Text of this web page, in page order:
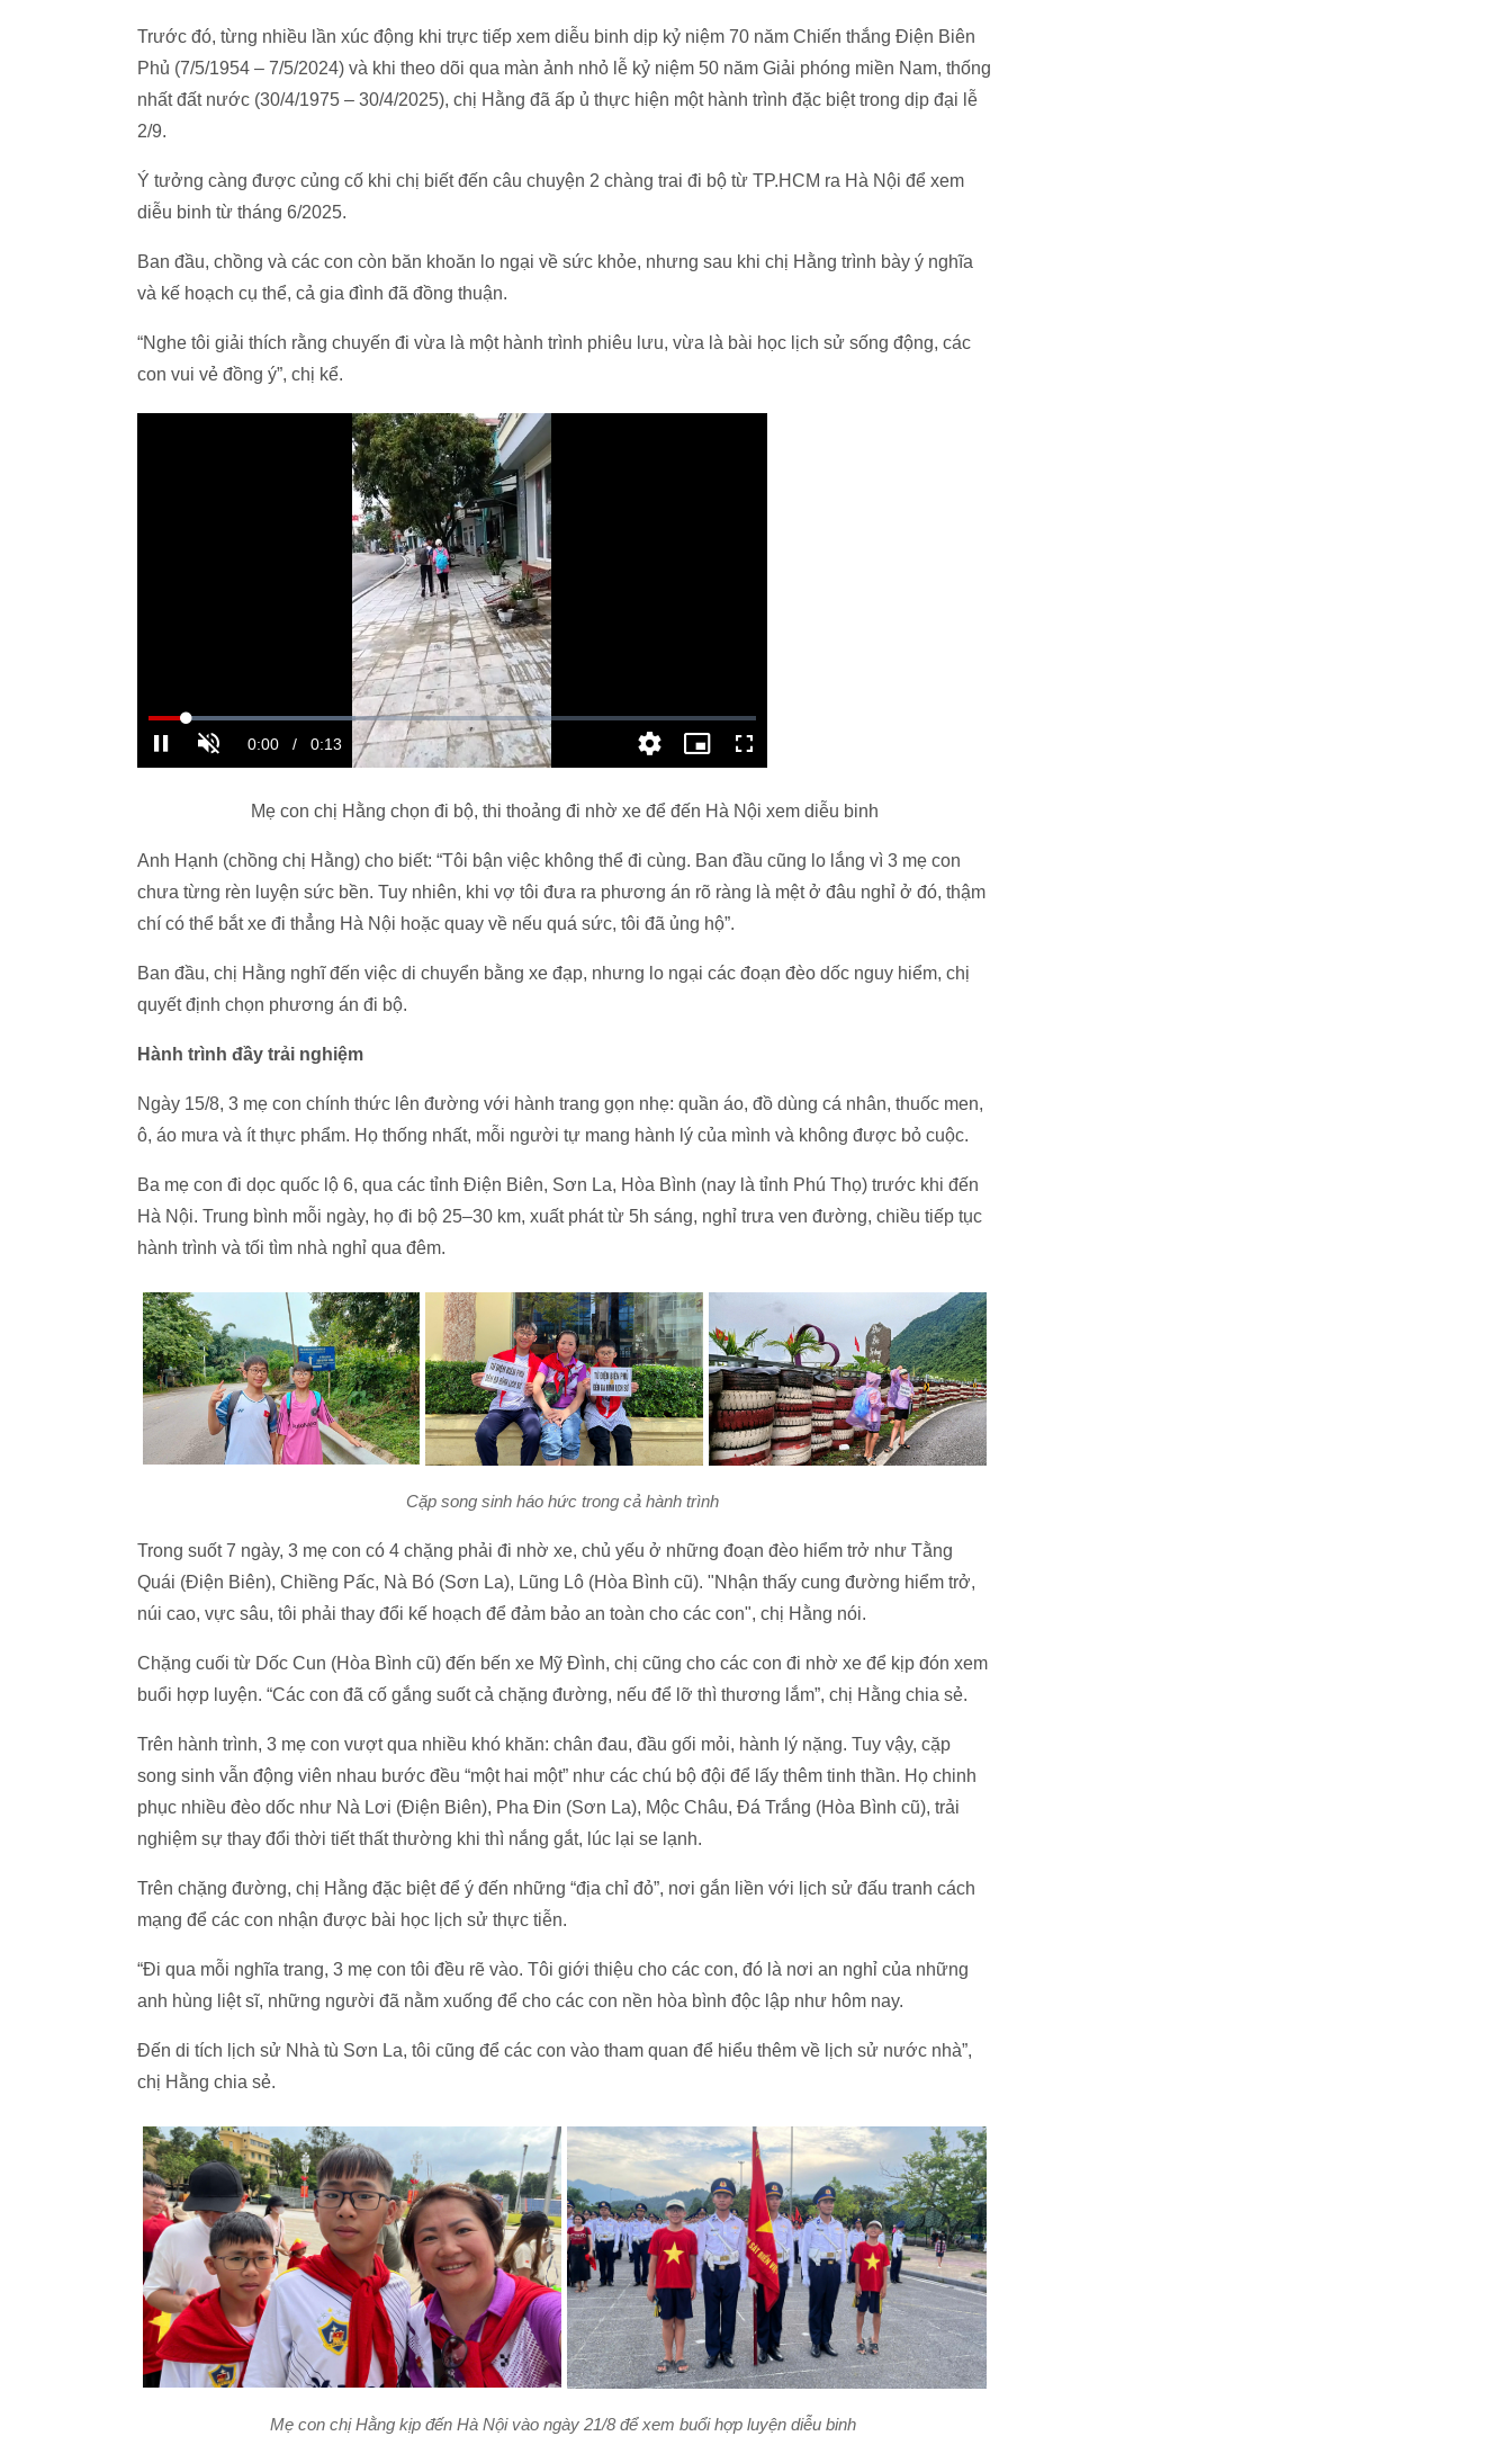
Trước đó, từng nhiều lần xúc động khi trực tiếp xem diễu binh dịp kỷ niệm 70 năm Chiến thắng Điện Biên
Phủ (7/5/1954 – 7/5/2024) và khi theo dõi qua màn ảnh nhỏ lễ kỷ niệm 50 năm Giải phóng miền Nam, thống
nhất đất nước (30/4/1975 – 30/4/2025), chị Hằng đã ấp ủ thực hiện một hành trình đặc biệt trong dịp đại lễ
2/9.
Ý tưởng càng được củng cố khi chị biết đến câu chuyện 2 chàng trai đi bộ từ TP.HCM ra Hà Nội để xem
diễu binh từ tháng 6/2025.
Ban đầu, chồng và các con còn băn khoăn lo ngại về sức khỏe, nhưng sau khi chị Hằng trình bày ý nghĩa
và kế hoạch cụ thể, cả gia đình đã đồng thuận.
“Nghe tôi giải thích rằng chuyến đi vừa là một hành trình phiêu lưu, vừa là bài học lịch sử sống động, các
con vui vẻ đồng ý”, chị kể.
Mẹ con chị Hằng chọn đi bộ, thi thoảng đi nhờ xe để đến Hà Nội xem diễu binh
Anh Hạnh (chồng chị Hằng) cho biết: “Tôi bận việc không thể đi cùng. Ban đầu cũng lo lắng vì 3 mẹ con
chưa từng rèn luyện sức bền. Tuy nhiên, khi vợ tôi đưa ra phương án rõ ràng là mệt ở đâu nghỉ ở đó, thậm
chí có thể bắt xe đi thẳng Hà Nội hoặc quay về nếu quá sức, tôi đã ủng hộ”.
Ban đầu, chị Hằng nghĩ đến việc di chuyển bằng xe đạp, nhưng lo ngại các đoạn đèo dốc nguy hiểm, chị
quyết định chọn phương án đi bộ.
Hành trình đầy trải nghiệm
Ngày 15/8, 3 mẹ con chính thức lên đường với hành trang gọn nhẹ: quần áo, đồ dùng cá nhân, thuốc men,
ô, áo mưa và ít thực phẩm. Họ thống nhất, mỗi người tự mang hành lý của mình và không được bỏ cuộc.
Ba mẹ con đi dọc quốc lộ 6, qua các tỉnh Điện Biên, Sơn La, Hòa Bình (nay là tỉnh Phú Thọ) trước khi đến
Hà Nội. Trung bình mỗi ngày, họ đi bộ 25–30 km, xuất phát từ 5h sáng, nghỉ trưa ven đường, chiều tiếp tục
hành trình và tối tìm nhà nghỉ qua đêm.
Cặp song sinh háo hức trong cả hành trình
Trong suốt 7 ngày, 3 mẹ con có 4 chặng phải đi nhờ xe, chủ yếu ở những đoạn đèo hiểm trở như Tằng
Quái (Điện Biên), Chiềng Pấc, Nà Bó (Sơn La), Lũng Lô (Hòa Bình cũ). "Nhận thấy cung đường hiểm trở,
núi cao, vực sâu, tôi phải thay đổi kế hoạch để đảm bảo an toàn cho các con", chị Hằng nói.
Chặng cuối từ Dốc Cun (Hòa Bình cũ) đến bến xe Mỹ Đình, chị cũng cho các con đi nhờ xe để kịp đón xem
buổi hợp luyện. “Các con đã cố gắng suốt cả chặng đường, nếu để lỡ thì thương lắm”, chị Hằng chia sẻ.
Trên hành trình, 3 mẹ con vượt qua nhiều khó khăn: chân đau, đầu gối mỏi, hành lý nặng. Tuy vậy, cặp
song sinh vẫn động viên nhau bước đều “một hai một” như các chú bộ đội để lấy thêm tinh thần. Họ chinh
phục nhiều đèo dốc như Nà Lơi (Điện Biên), Pha Đin (Sơn La), Mộc Châu, Đá Trắng (Hòa Bình cũ), trải
nghiệm sự thay đổi thời tiết thất thường khi thì nắng gắt, lúc lại se lạnh.
Trên chặng đường, chị Hằng đặc biệt để ý đến những “địa chỉ đỏ”, nơi gắn liền với lịch sử đấu tranh cách
mạng để các con nhận được bài học lịch sử thực tiễn.
“Đi qua mỗi nghĩa trang, 3 mẹ con tôi đều rẽ vào. Tôi giới thiệu cho các con, đó là nơi an nghỉ của những
anh hùng liệt sĩ, những người đã nằm xuống để cho các con nền hòa bình độc lập như hôm nay.
Đến di tích lịch sử Nhà tù Sơn La, tôi cũng để các con vào tham quan để hiểu thêm về lịch sử nước nhà”,
chị Hằng chia sẻ.
Mẹ con chị Hằng kịp đến Hà Nội vào ngày 21/8 để xem buổi hợp luyện diễu binh